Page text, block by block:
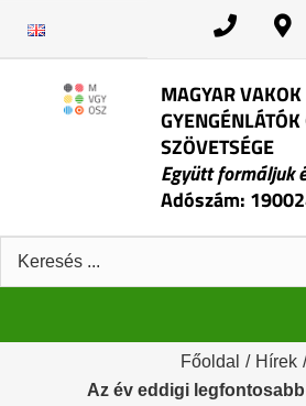
MAGYAR VAKOK
SZÖVETSÉGE
Együtt formáljuk
Adószám:
Keresés:
Főoldal / Hírek /
Az év eddigi